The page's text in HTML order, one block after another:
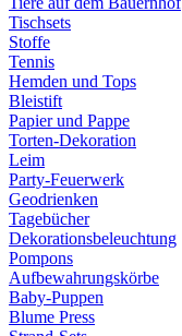
Tischsets
Stoffe
Tennis
Hemden und Tops
Bleistift
Papier und Pappe
Torten-Dekoration
Leim
Party-Feuerwerk
Geodrienken
Tagebücher
Dekorationsbeleuchtung
Pompons
Aufbewahrungskörbe
Baby-Puppen
Blume Press